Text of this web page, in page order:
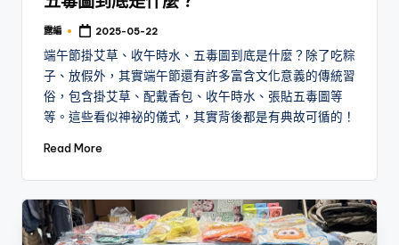
Posted
露編 2025-05-22
端午節掛艾草、收午時水、五毒圖到底是什麼？除了吃粽
子、放假外，其實端午節還有許多富含文化意義的傳統習
俗，包含掛艾草、配戴香包、收午時水、張貼五毒圖等
等。這些看似神祕的儀式，其實背後都是有典故可循的！
Read More